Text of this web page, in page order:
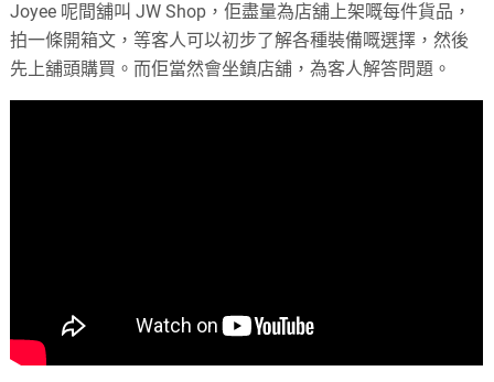
Joyee 呢間舖叫 JW Shop，佢盡量為店舖上架嘅每件貨品，
拍一條開箱文，等客人可以初步了解各種裝備嘅選擇，然後
先上舖頭購買。而佢當然會坐鎮店舖，為客人解答問題。